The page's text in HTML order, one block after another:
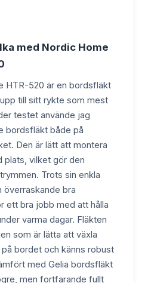
med Nordic Home
HTR-520 är en bordsfläkt
till sitt rykte som mest
testet använde jag
bordsfläkt både på
Den är lätt att montera
plats, vilket gör den
Trots sin enkla
överraskande bra
ett bra jobb med att hålla
varma dagar. Fläkten
som är lätta att växla
bordet och känns robust
med Gelia bordsfläkt
men fortfarande fullt